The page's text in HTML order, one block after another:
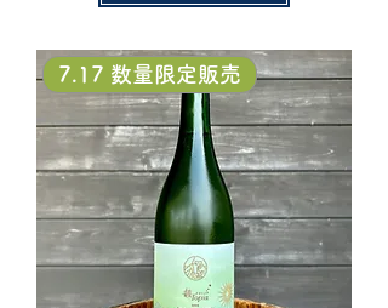
7.17 数量限定販売